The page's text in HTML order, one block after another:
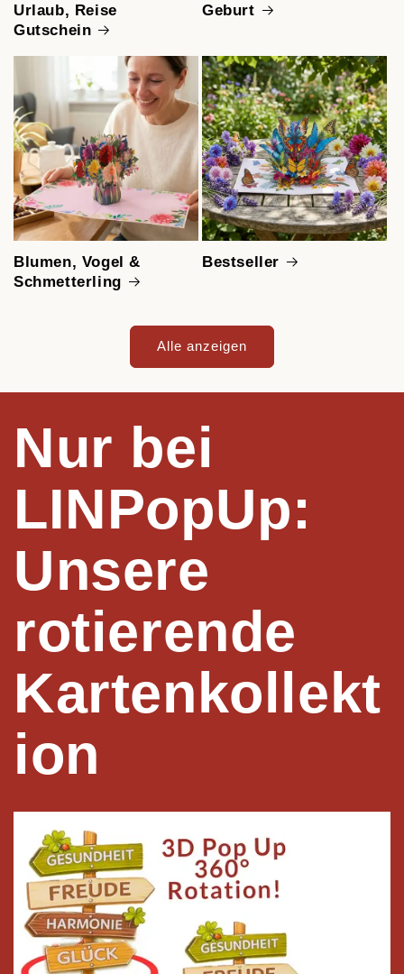
Urlaub, Reise
Gutschein
Geburt
Blumen, Vogel &
Schmetterling
Bestseller
Alle anzeigen
Nur bei
LINPopUp:
Unsere
rotierende
Kartenkollekt
ion